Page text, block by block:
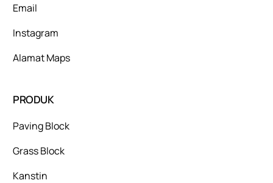
Email
Instagram
Alamat Maps
PRODUK
Paving Block
Grass Block
Kanstin